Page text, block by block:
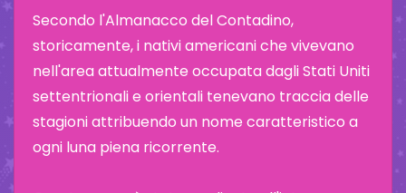
Secondo l'Almanacco del Contadino,
storicamente, i nativi americani che vivevano
nell'area attualmente occupata dagli Stati Uniti
settentrionali e orientali tenevano traccia delle
stagioni attribuendo un nome caratteristico a
ogni luna piena ricorrente.